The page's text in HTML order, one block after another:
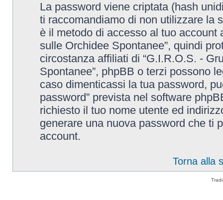
La password viene criptata (hash
ti raccomandiamo di non utilizzare la
è il metodo di accesso al tuo account
sulle Orchidee Spontanee”, quindi
circostanza affiliati di “G.I.R.O.S. -
Spontanee”, phpBB o terzi possono
caso dimenticassi la tua password,
password” prevista nel software
richiesto il tuo nome utente ed
generare una nuova password che ti
account.
Torna alla